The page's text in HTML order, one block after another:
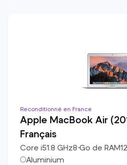
Reconditionné en France
Apple MacBook Air
Français
Core i51.8 GHz8Go de RAM
Aluminium